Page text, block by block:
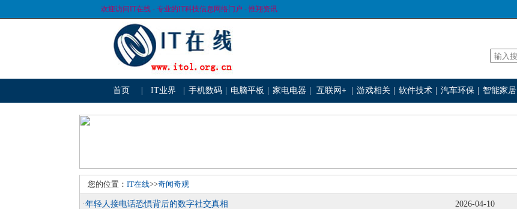
欢迎访问IT在线 - 专业的IT科技信息网络门户 - 惟翔资讯
首页 IT业界 手机数码 电脑平板 家电电器 互联网+ 游戏相关 软件技术 汽车环保 智能家居
您的位置： IT在线>>奇闻奇观
·年轻人接电话恐惧背后的数字社交真相 2026-04-10